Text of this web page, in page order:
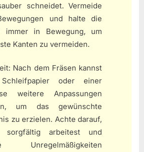
schneidet. Vermeide
und halte die
immer in Bewegung, um
Kanten zu vermeiden.
Nach dem Fräsen kannst
oder einer
weitere Anpassungen
um das gewünschte
zu erzielen. Achte darauf,
arbeitest und
Unregelmäßigkeiten